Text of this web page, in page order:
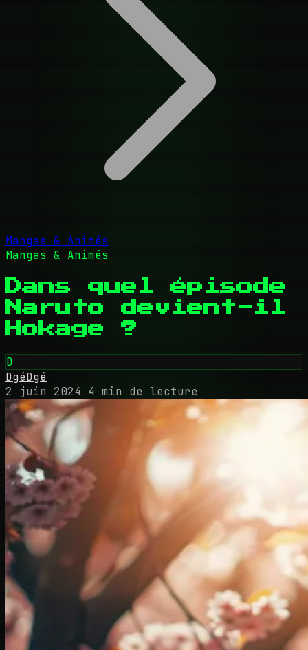
Mangas & Animés
Mangas & Animés
Dans quel épisode
Naruto devient-il
Hokage ?
D
DgéDgé
2 juin 2024 4 min de lecture